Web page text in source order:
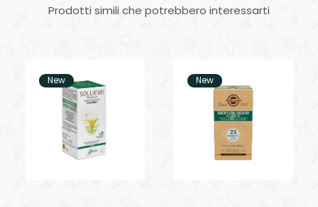
Prodotti simili che potrebbero interessarti
New New